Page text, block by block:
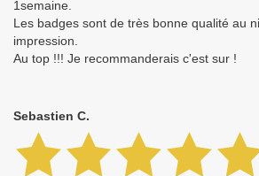
1semaine.
Les badges sont de très bonne qualité au
impression.
Au top !!! Je recommanderais c'est sur !
Sebastien C.